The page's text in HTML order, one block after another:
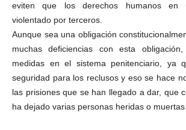
eviten que los derechos humanos en
violentado por terceros.
Aunque sea una obligación
muchas deficiencias con esta
medidas en el sistema penitenciario, ya
seguridad para los reclusos y eso se hace
las prisiones que se han llegado a dar, que
ha dejado varias personas heridas o muertas.